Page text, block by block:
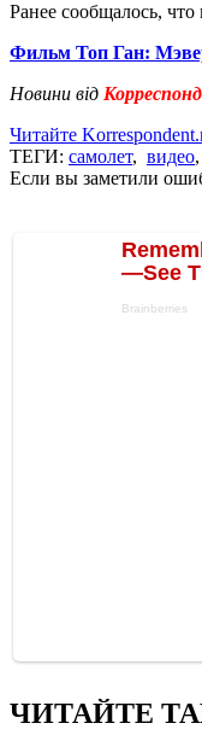
Ранее сообщалось,
Фильм Топ Ган:
Новини від
Читайте
ТЕГИ: самолет, видео,
Если вы заметили
ЧИТАЙТЕ